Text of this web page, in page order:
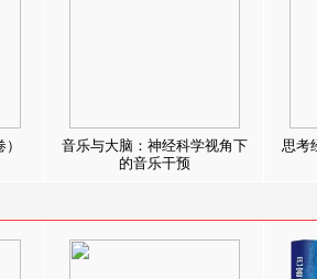
音乐与大脑：神经科学视角下
的音乐干预
思考